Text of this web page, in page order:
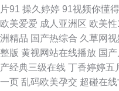
二卡三 91传媒视频 老司机无码
机 午夜香蕉成人网站 美女足交
产TS系里 超碰青青操 青青操网
片91 操久婷婷 91视频你懂得
欧美爱爱 成人亚洲区 欧美性
洲精品 国产热综合 久草网
整版 黄视网站在线播放 国
产经典三级在线 丁香婷婷五
一页 乱码欧美孕交 超碰在线